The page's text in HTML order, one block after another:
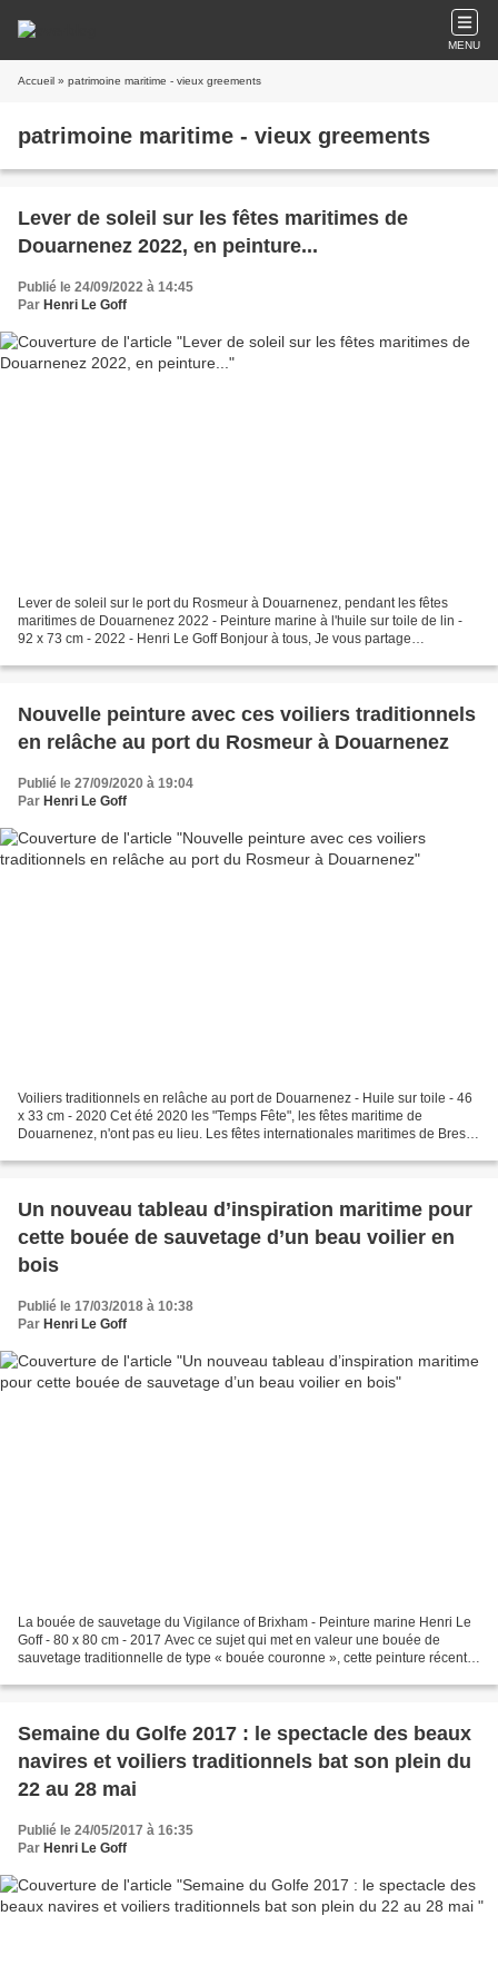
MENU
Accueil » patrimoine maritime - vieux greements
patrimoine maritime - vieux greements
Lever de soleil sur les fêtes maritimes de
Douarnenez 2022, en peinture...
Publié le 24/09/2022 à 14:45
Par Henri Le Goff
Lever de soleil sur le port du Rosmeur à Douarnenez, pendant les fêtes
maritimes de Douarnenez 2022 - Peinture marine à l'huile sur toile de lin -
92 x 73 cm - 2022 - Henri Le Goff Bonjour à tous, Je vous partage
Nouvelle peinture avec ces voiliers traditionnels
en relâche au port du Rosmeur à Douarnenez
Publié le 27/09/2020 à 19:04
Par Henri Le Goff
Voiliers traditionnels en relâche au port de Douarnenez - Huile sur toile - 46
x 33 cm - 2020 Cet été 2020 les "Temps Fête", les fêtes maritime de
Douarnenez, n'ont pas eu lieu. Les fêtes internationales maritimes de Brest,
Un nouveau tableau d’inspiration maritime pour
cette bouée de sauvetage d’un beau voilier en
bois
Publié le 17/03/2018 à 10:38
Par Henri Le Goff
La bouée de sauvetage du Vigilance of Brixham - Peinture marine Henri Le
Goff - 80 x 80 cm - 2017 Avec ce sujet qui met en valeur une bouée de
sauvetage traditionnelle de type « bouée couronne », cette peinture récente
Semaine du Golfe 2017 : le spectacle des beaux
navires et voiliers traditionnels bat son plein du
22 au 28 mai
Publié le 24/05/2017 à 16:35
Par Henri Le Goff